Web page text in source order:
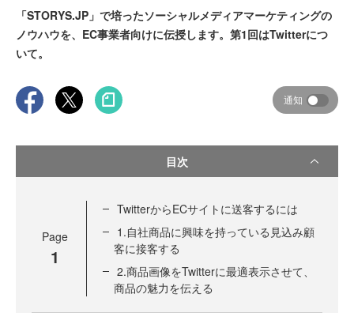
「STORYS.JP」で培ったソーシャルメディアマーケティングの
ノウハウを、EC事業者向けに伝授します。第1回はTwitterにつ
いて。
通知
目次
Page
1
TwitterからECサイトに送客するには
1.自社商品に興味を持っている見込み顧
客に接客する
2.商品画像をTwitterに最適表示させて、
商品の魅力を伝える